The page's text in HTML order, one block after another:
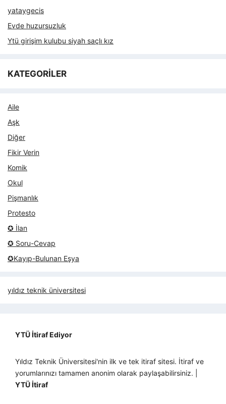
yataygecis
Evde huzursuzluk
Ytü girişim kulubu siyah saçlı kız
KATEGORİLER
Aile
Aşk
Diğer
Fikir Verin
Komik
Okul
Pişmanlık
Protesto
✪ İlan
✪ Soru-Cevap
✪Kayıp-Bulunan Eşya
yıldız teknik üniversitesi
YTÜ İtiraf Ediyor
Yıldız Teknik Üniversitesi'nin ilk ve tek itiraf sitesi. İtiraf ve
yorumlarınızı tamamen anonim olarak paylaşabilirsiniz. |
YTÜ İtiraf